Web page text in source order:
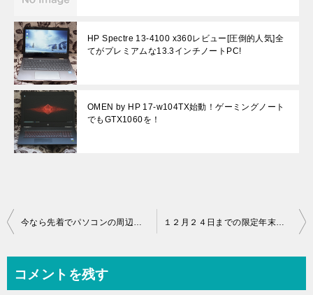
HP Spectre 13-4100 x360レビュー[圧倒的人気]全
てがプレミアムな13.3インチノートPC!
OMEN by HP 17-w104TX始動！ゲーミングノート
でもGTX1060を！
投
ビ
今なら先着でパソコンの周辺機器がもらえちゃいます。 １２月２４日までの限定年末最終セール
コメントを残す